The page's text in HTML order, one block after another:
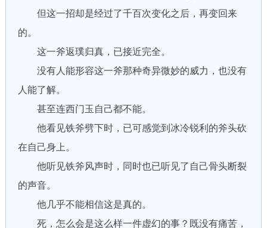
但这一招却是经过了千百次变化之后，再变回来
的。
这一斧返璞归真，已接近完全。
没有人能形容这一斧那种奇异微妙的威力，也没有
人能了解。
甚至连西门玉自己都不能。
他看见铁斧劈下时，已可感觉到冰冷锐利的斧头砍
在自己身上。
他听见铁斧风声时，同时也已听见了自己骨头断裂
的声音。
他几乎不能相信这是真的。
死，怎么会是这么样一件虚幻的事？既没有痛苦，